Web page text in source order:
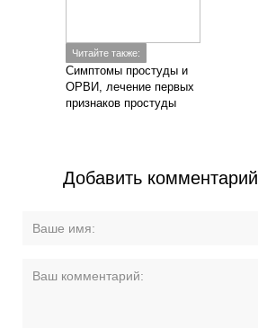
Читайте также:
Симптомы простуды и
ОРВИ, лечение первых
признаков простуды
Добавить комментарий